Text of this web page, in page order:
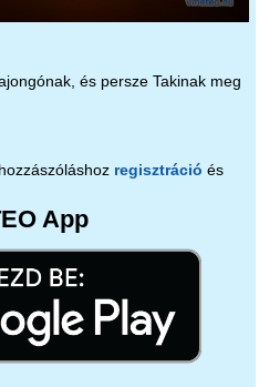
és persze Takinak meg
regisztráció és
App